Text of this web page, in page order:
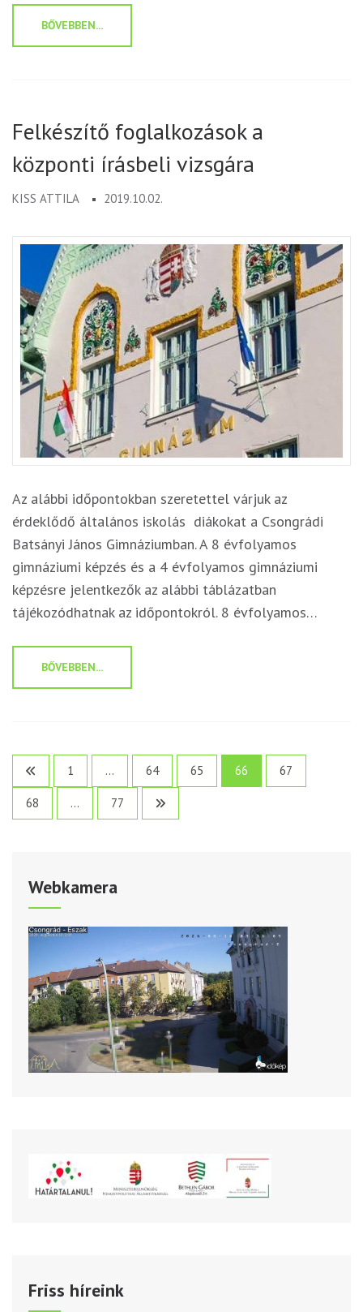
BŐVEBBEN...
Felkészítő foglalkozások a
központi írásbeli vizsgára
KISS ATTILA 2019.10.02.
Az alábbi időpontokban szeretettel várjuk az
érdeklődő általános iskolás diákokat a Csongrádi
Batsányi János Gimnáziumban. A 8 évfolyamos
gimnáziumi képzés és a 4 évfolyamos gimnáziumi
képzésre jelentkezők az alábbi táblázatban
tájékozódhatnak az időpontokról. 8 évfolyamos…
BŐVEBBEN...
Bejegyzések
lapozása
1 … 64 65 66 67
68 … 77
Webkamera
Friss híreink